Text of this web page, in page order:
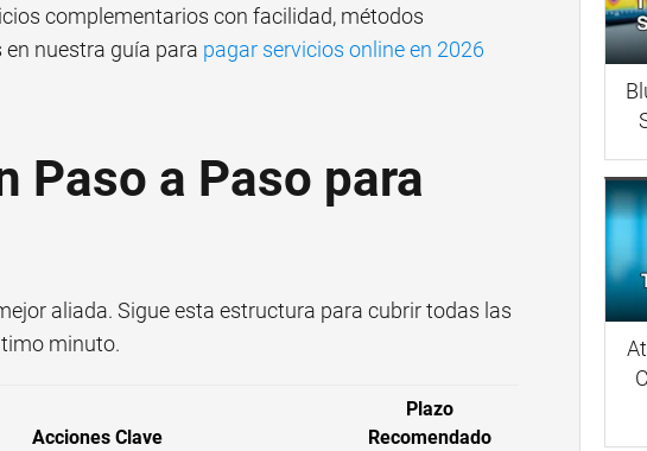
complementarios con facilidad, métodos
nuestra guía para pagar servicios online en 2026
Paso a Paso para
aliada. Sigue esta estructura para cubrir todas las
minuto.
Acciones Clave
Plazo
Recomendado